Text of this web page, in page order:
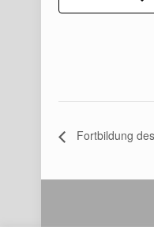
Fortbildung